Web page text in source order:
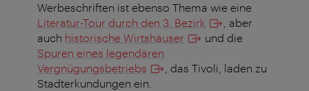
Werbeschriften ist ebenso Thema wie eine
Literatur-Tour durch den 3. Bezirk
, aber
auch historische Wirtshäuser
und die
Spuren eines legendären
Vergnügungsbetriebs
, das Tivoli, laden zu
Stadterkundungen ein.